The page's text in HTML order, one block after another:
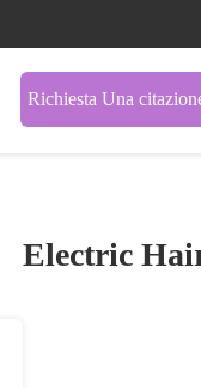
Richiesta Una
Electric